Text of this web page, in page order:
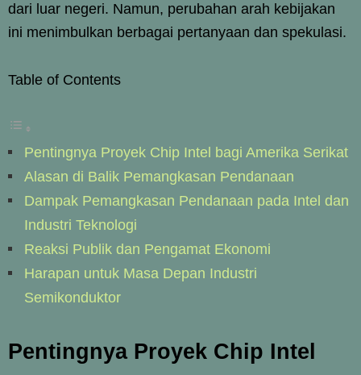
dari luar negeri. Namun, perubahan arah kebijakan
ini menimbulkan berbagai pertanyaan dan spekulasi.
Table of Contents
Pentingnya Proyek Chip Intel bagi Amerika Serikat
Alasan di Balik Pemangkasan Pendanaan
Dampak Pemangkasan Pendanaan pada Intel dan
Industri Teknologi
Reaksi Publik dan Pengamat Ekonomi
Harapan untuk Masa Depan Industri
Semikonduktor
Pentingnya Proyek Chip Intel